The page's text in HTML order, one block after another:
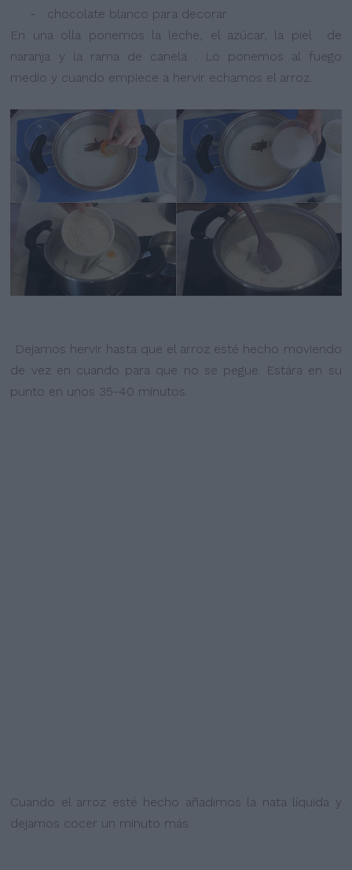
- chocolate blanco para decorar
En una olla ponemos la leche, el azúcar, la piel de
naranja y la rama de canela . Lo ponemos al fuego
medio y cuando empiece a hervir echamos el arroz.
Dejamos hervir hasta que el arroz esté hecho moviendo
de vez en cuando para que no se pegue. Estára en su
punto en unos 35-40 minutos.
Cuando el arroz esté hecho añadimos la nata líquida y
dejamos cocer un minuto más.